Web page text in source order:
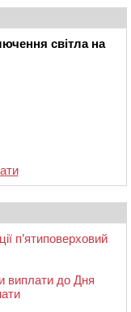
світла на
п’ятиповерховий
виплати до Дня